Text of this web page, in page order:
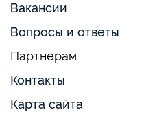
Вакансии
Вопросы и ответы
Партнерам
Контакты
Карта сайта